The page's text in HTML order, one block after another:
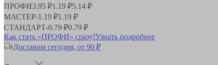
ПРОФИ3.95 ₽1.19 ₽5.14 ₽
МАСТЕР-1.19 ₽1.19 ₽
СТАНДАРТ-0.79 ₽0.79 ₽
Как стать «ПРОФИ» сразу!Узнать подробнее
Доставим сегодня, от 90 ₽